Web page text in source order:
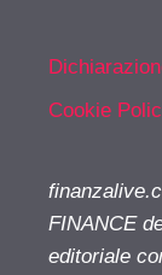
Cookie
FINANCE
editoriale